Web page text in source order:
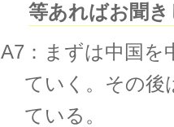
等あればお聞
A7：まずは中国を
ていく。その後
ている。